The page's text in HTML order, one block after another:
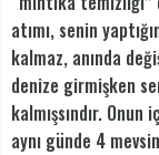
atımı, senin
kalmaz, anında
denize girmişken
kalmışsındır. Onun
aynı günde 4